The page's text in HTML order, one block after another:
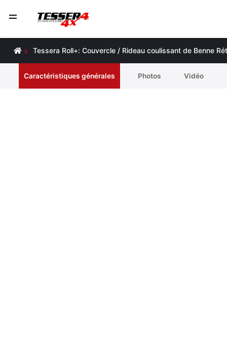
Tessera Roll+: Couvercle / Rideau coulissant de Benne
Caractéristiques générales Photos Vidéo